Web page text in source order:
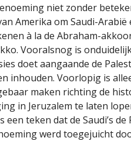
niet zonder
Amerika om Saudi-
à la de Abraham-
Vooralsnog is
doet aangaande de
inhouden. Voorlopig is
maken richting de
in Jeruzalem te laten
een teken dat de Saudi’s
werd toegejuicht